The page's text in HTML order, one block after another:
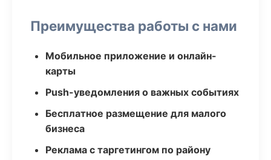
Преимущества работы с нами
Мобильное приложение и онлайн-
карты
Push-уведомления о важных событиях
Бесплатное размещение для малого
бизнеса
Реклама с таргетингом по району